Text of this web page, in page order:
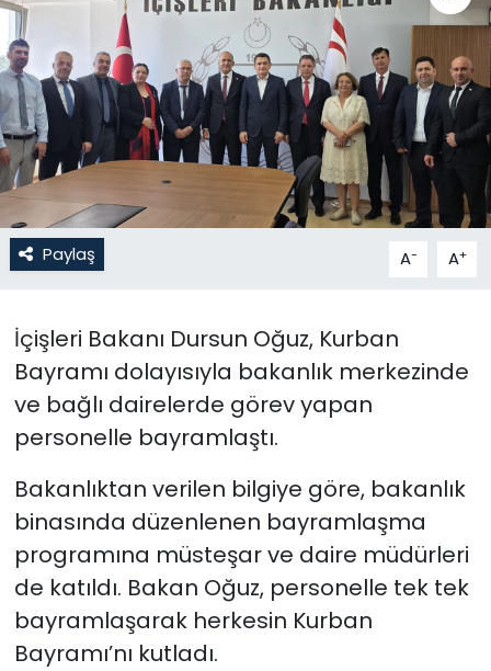
Paylaş A- A+
İçişleri Bakanı Dursun Oğuz, Kurban
Bayramı dolayısıyla bakanlık merkezinde
ve bağlı dairelerde görev yapan
personelle bayramlaştı.
Bakanlıktan verilen bilgiye göre, bakanlık
binasında düzenlenen bayramlaşma
programına müsteşar ve daire müdürleri
de katıldı. Bakan Oğuz, personelle tek tek
bayramlaşarak herkesin Kurban
Bayramı’nı kutladı.
KKTC YEREL SEÇİM 2018
Kültür Sanat
Magazin
Moda
Nöbetçi Eczaneler
Politika
SAĞLIK
Teknoloji
TÜRKiYE
Video Galeri